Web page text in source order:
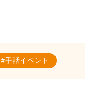
手話イベント